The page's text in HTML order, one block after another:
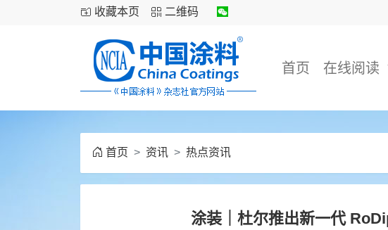
收藏本页 二维码
首页 在线阅读
首页 资讯 热点资讯
涂装｜杜尔推出新一代